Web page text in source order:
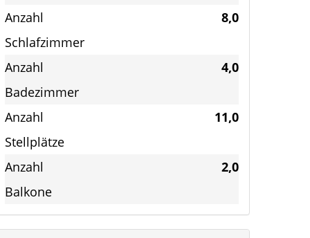
Anzahl
Schlafzimmer
8,0
Anzahl
Badezimmer
4,0
Anzahl
Stellplätze
11,0
Anzahl
Balkone
2,0